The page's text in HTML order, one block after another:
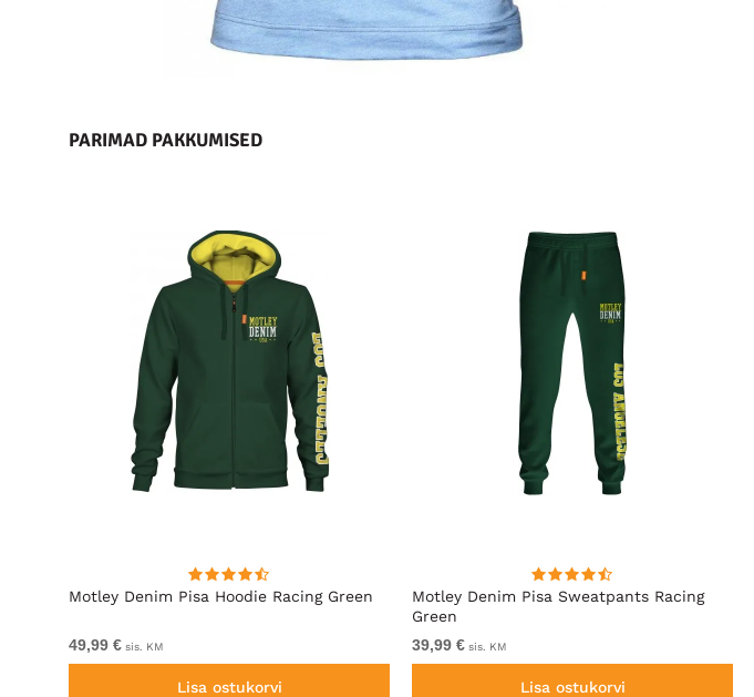
PARIMAD PAKKUMISED
Motley Denim Pisa Hoodie Racing Green
49,99 € sis. KM
Lisa ostukorvi
Motley Denim Pisa Sweatpants Racing
Green
39,99 € sis. KM
Lisa ostukorvi